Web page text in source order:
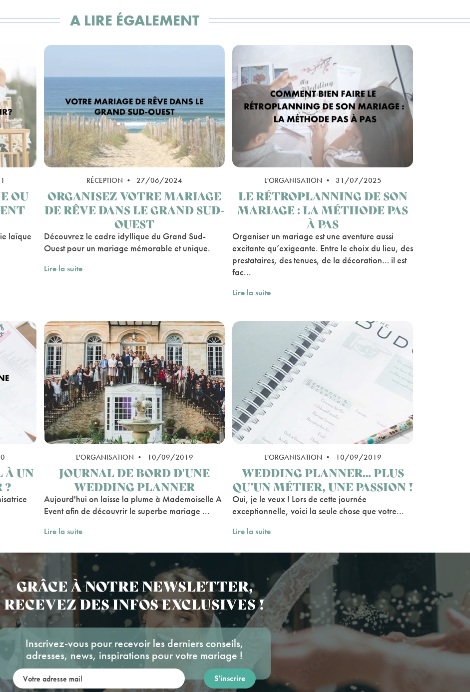
A LIRE ÉGALEMENT
OU
laïque
RÉCEPTION • 27/06/2024
ORGANISEZ VOTRE MARIAGE
DE RÊVE DANS LE GRAND SUD-
OUEST
Découvrez le cadre idyllique du Grand Sud-
Ouest pour un mariage mémorable et unique.
Lire la suite
L'ORGANISATION • 31/07/2025
LE RÉTROPLANNING DE SON
MARIAGE : LA MÉTHODE PAS
À PAS
Organiser un mariage est une aventure aussi
excitante qu’exigeante. Entre le choix du lieu, des
prestataires, des tenues, de la décoration… il est
fac...
Lire la suite
À UN
?
L'ORGANISATION • 10/09/2019
JOURNAL DE BORD D'UNE
WEDDING PLANNER
Aujourd'hui on laisse la plume à Mademoiselle A
Event afin de découvrir le superbe mariage ...
Lire la suite
L'ORGANISATION • 10/09/2019
WEDDING PLANNER… PLUS
QU’UN MÉTIER, UNE PASSION !
Oui, je le veux ! Lors de cette journée
exceptionnelle, voici la seule chose que votre...
Lire la suite
GRÂCE À NOTRE NEWSLETTER,
RECEVEZ DES INFOS EXCLUSIVES !
Inscrivez-vous pour recevoir les derniers conseils,
adresses, news, inspirations pour votre mariage !
Votre adresse mail: